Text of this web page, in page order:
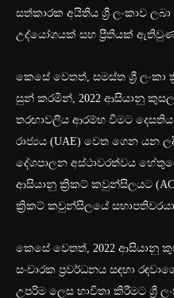
සත්කාරක අයිතිය ශ්‍රී ලංකාව
උද්යෝගයක් සහ ප්‍රීතියක්
කෙසේ වෙතත්, සමස්ත ශ්‍රී
සුන් කරමින්, 2022 ආසියානු
තරඟාවලිය ආරම්භ වීමට
රාජ්‍යය (UAE) වෙත ගෙන යන
දේශපාලන අස්ථාවරත්වය
ආසියානු ක්‍රිකට් කවුන්සිලයට
ක්‍රිකට් කවුන්සිලයේ
කෙසේ වෙතත්, 2022 ආසියානු
සංචාරක ප්‍රවර්ධනය සඳහා
උපරිම ලෙස භාවිතා කිරීමට ශ්‍රී